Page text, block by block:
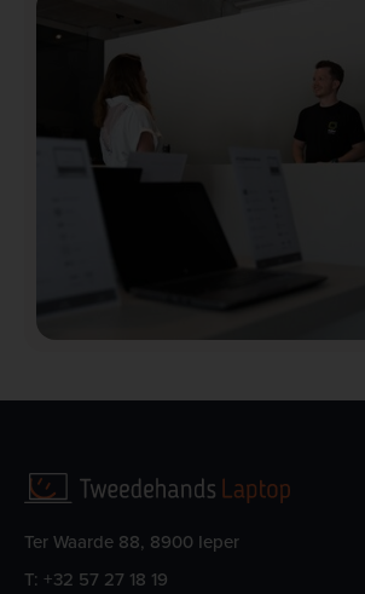
Ter Waarde 88, 8900 Ieper
T: +32 57 27 18 19